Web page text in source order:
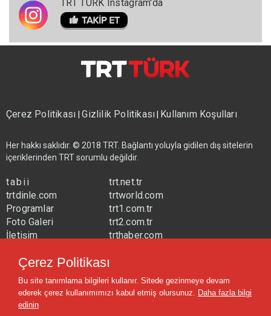
TRT TÜRK Instagram'da
Çerez Politikası|Gizlilik Politikası| Kullanım Koşulları
Her hakkı saklıdır. © 2018 TRT. Bağlantı yoluyla gidilen dış sitelerin
içeriklerinden TRT sorumlu değildir.
tabii
trtdinle.com
Programlar
Foto Galeri
İletişim
trt.net.tr
trtworld.com
trt1.com.tr
trt2.com.tr
trthaber.com
trtavaz.com.tr
trtmuzik.net.tr
trtcocuk.net.tr
Çerez Politikası
Bu site tanımlama bilgileri kullanır. Sitede gezinmeye devam
ederek çerez kullanımımızı kabul etmiş olursunuz. Daha fazla bilgi
edinin